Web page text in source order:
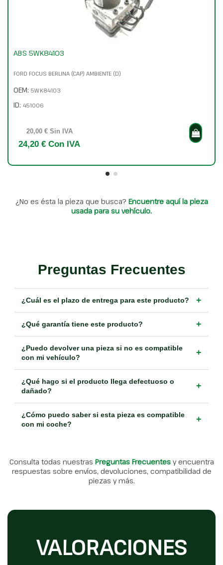
ABS 5WK84103
FORD FOCUS BERLINA (CAP) AMBIENTE (D)
OEM: 5WK84103
ID: 451006
20,00 € Sin IVA
24,20 € Con IVA
¿No es ésta la pieza que busca? Encuentre aquí la pieza
usada para su vehículo.
Preguntas Frecuentes
¿Cuál es el plazo de entrega para este producto? +
¿Qué garantía tiene este producto? +
¿Puedo devolver una pieza si no es compatible
con mi vehículo?
+
¿Qué hago si el producto llega defectuoso o
dañado?
+
¿Cómo puedo saber si esta pieza es compatible
con mi coche?
+
Consulta todas nuestras Preguntas Frecuentes y encuentra
respuestas sobre envíos, devoluciones, compatibilidad de
piezas y más.
VALORACIONES